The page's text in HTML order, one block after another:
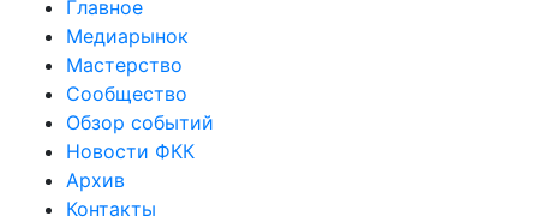
Главное
Медиарынок
Мастерство
Сообщество
Обзор событий
Новости ФКК
Архив
Контакты